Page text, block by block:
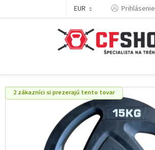
EUR Prihlásenie